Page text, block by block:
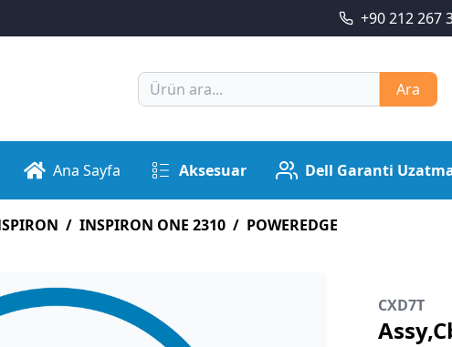
+90 212 267
Ara
Ana Sayfa Aksesuar Dell Garanti
/ INSPIRON ONE 2310 / POWEREDGE
CXD7T